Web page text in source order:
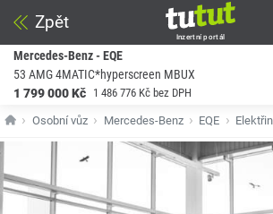
Zpět
Inzertní portál
Mercedes-Benz - EQE
53 AMG 4MATIC*hyperscreen MBUX
1 799 000 Kč 1 486 776 Kč bez DPH
Osobní vůz Mercedes-Benz EQE